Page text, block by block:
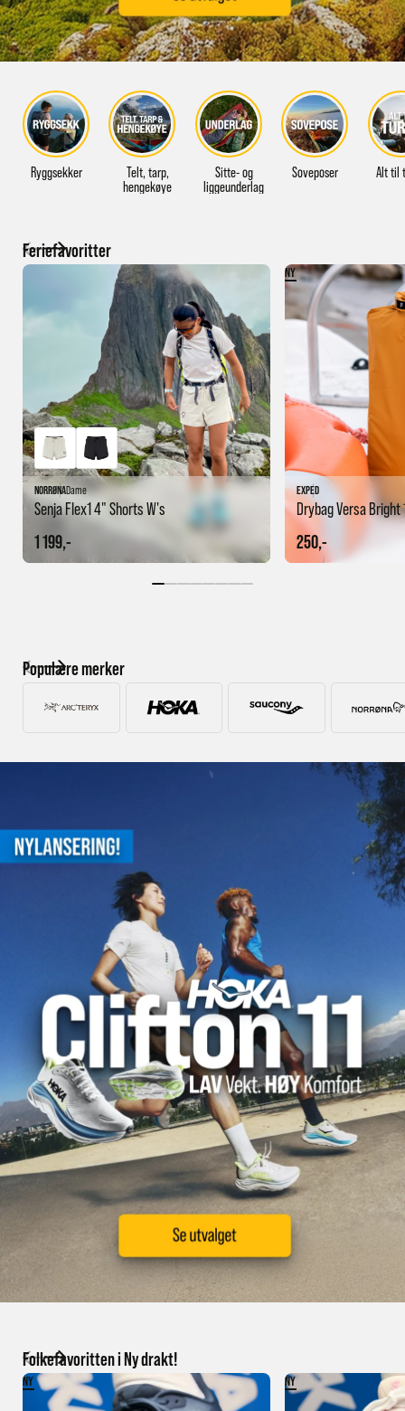
Ryggsekker
Telt, tarp,
hengekøye
Sitte- og
liggeunderlag
Soveposer Alt til
Feriefavoritter
NORRØNADame
Senja Flex1 4" Shorts W's
1 199,-
NY
EXPED
Drybag Versa Bright
250,-
Populære merker
Folkefavoritten i Ny drakt!
NY NY